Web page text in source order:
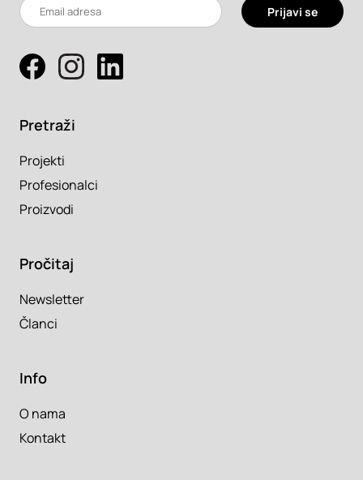
Prijavi se
Pretraži
Projekti
Profesionalci
Proizvodi
Pročitaj
Newsletter
Članci
Info
O nama
Kontakt